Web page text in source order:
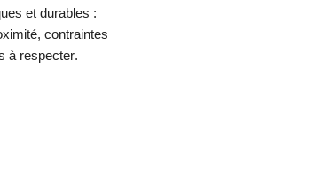
et durables :
contraintes
à respecter.